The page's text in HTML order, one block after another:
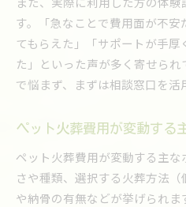
す。「急なことで費用面が不
てもらえた」「サポートが手
た」といった声が多く寄せら
で悩まず、まずは相談窓口を活
ペット火葬費用が変動する
ペット火葬費用が変動する主
さや種類、選択する火葬方法
や納骨の有無などが挙げられ